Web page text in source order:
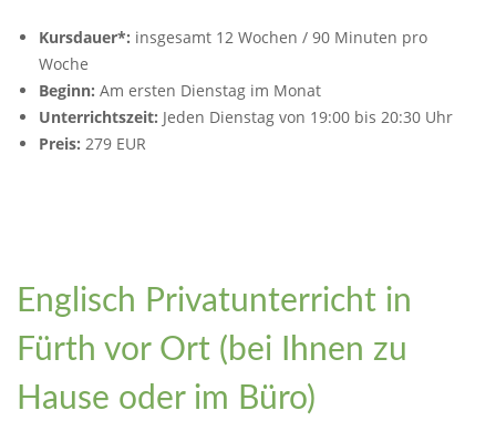
Kursdauer*: insgesamt 12 Wochen / 90 Minuten pro
Woche
Beginn: Am ersten Dienstag im Monat
Unterrichtszeit: Jeden Dienstag von 19:00 bis 20:30 Uhr
Preis: 279 EUR
Englisch Privatunterricht in
Fürth vor Ort (bei Ihnen zu
Hause oder im Büro)